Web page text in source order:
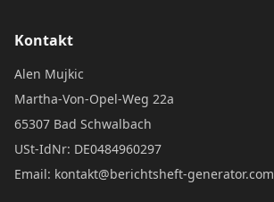
Kontakt
Alen Mujkic
Martha-Von-Opel-Weg 22a
65307 Bad Schwalbach
USt-IdNr: DE0484960297
Email: kontakt@berichtsheft-generator.com